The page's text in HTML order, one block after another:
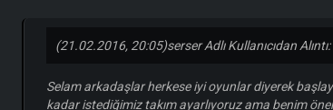
(21.02.2016, 20:05)serser Adlı Kullanıcıdan Alıntı:
Selam arkadaşlar herkese iyi oyunlar diyerek
kadar istediğimiz takım ayarlıyoruz ama benim